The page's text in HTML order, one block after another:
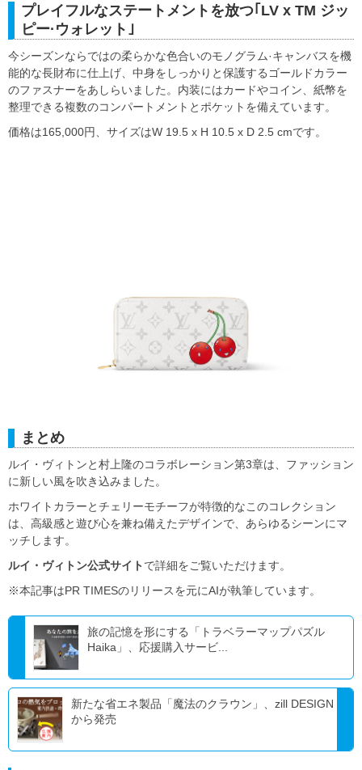
プレイフルなステートメントを放つ｢LV x TM ジッ
ピー·ウォレット｣
今シーズンならではの柔らかな色合いのモノグラム·キャンバスを機
能的な長財布に仕上げ、中身をしっかりと保護するゴールドカラー
のファスナーをあしらいました。内装にはカードやコイン、紙幣を
整理できる複数のコンパートメントとポケットを備えています。
価格は165,000円、サイズはW 19.5 x H 10.5 x D 2.5 cmです。
まとめ
ルイ・ヴィトンと村上隆のコラボレーション第3章は、ファッション
に新しい風を吹き込みました。
ホワイトカラーとチェリーモチーフが特徴的なこのコレクション
は、高級感と遊び心を兼ね備えたデザインで、あらゆるシーンにマ
ッチします。
ルイ・ヴィトン公式サイト で詳細をご覧いただけます。
※本記事はPR TIMESのリリースを元にAIが執筆しています。
旅の記憶を形にする「トラベラーマップパズル
Haika」、応援購入サービ...
新たな省エネ製品「魔法のクラウン」、zill DESIGN
から発売